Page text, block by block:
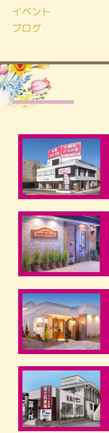
イベント
ブログ